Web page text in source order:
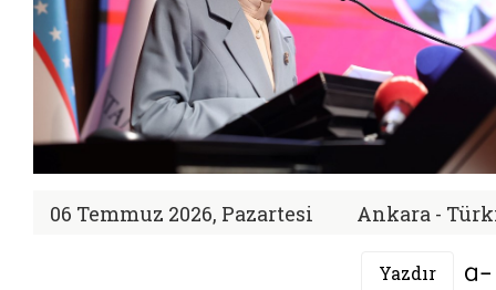
06 Temmuz 2026, Pazartesi Ankara -
Yazdır